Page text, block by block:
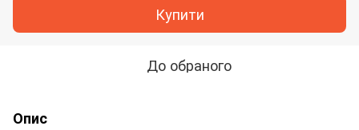
Купити
До обраного
Опис